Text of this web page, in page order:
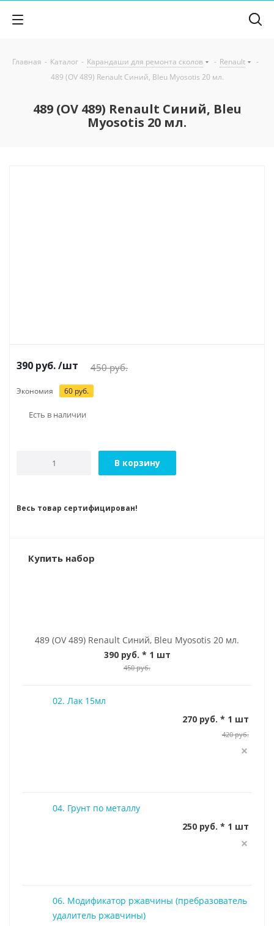
Главная - Каталог - Карандаши для ремонта сколов - Renault
-
489 (OV 489) Renault Синий, Bleu Myosotis 20 мл.
489 (OV 489) Renault Синий, Bleu
Myosotis 20 мл.
390 руб./шт 450руб.
Экономия 60 руб.
Есть в наличии
В корзину
Весь товар сертифицирован!
Купить набор
489 (OV 489) Renault Синий, Bleu Myosotis 20 мл.
390 руб. * 1 шт
450 руб.
02. Лак 15мл
270 руб. * 1 шт
420 руб.
04. Грунт по металлу
250 руб. * 1 шт
06. Модификатор ржавчины (пребразователь
удалитель ржавчины)